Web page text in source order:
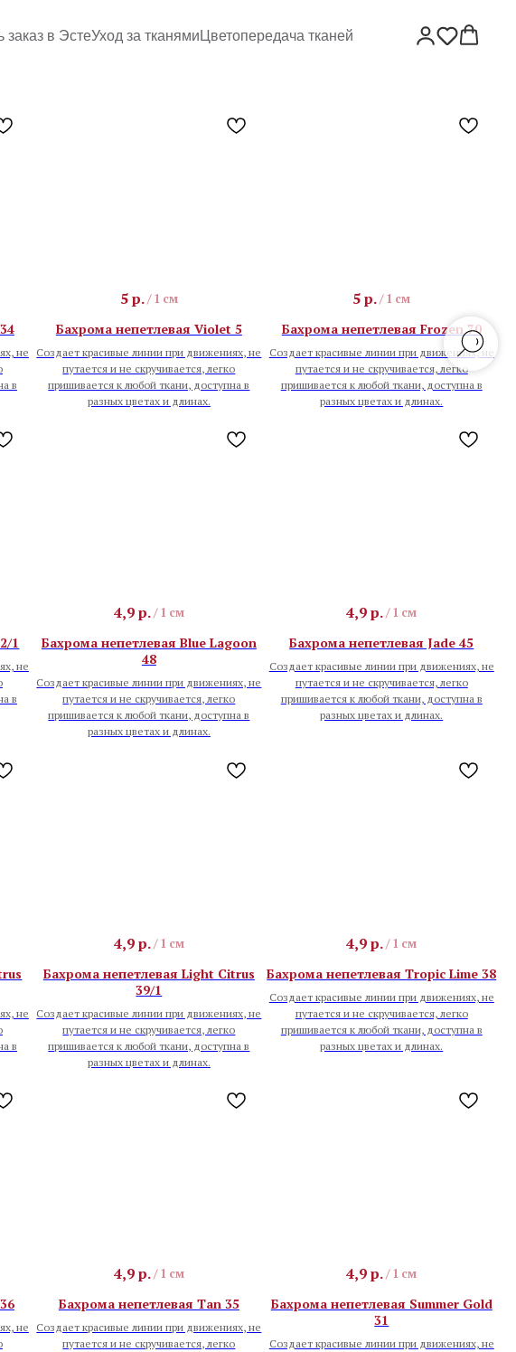
заказ в ЭстеУход за тканями Цветопередача тканей
не
в
5р./ 1 см
Бахрома непетлевая Violet 5
Создает красивые линии при движениях, не
путается и не скручивается, легко
пришивается к любой ткани, доступна в
разных цветах и длинах.
5р./ 1 см
Бахрома непетлевая Frozen 70
Создает красивые линии при движениях, не
путается и не скручивается, легко
пришивается к любой ткани, доступна в
разных цветах и длинах.
1
не
в
4,9р./ 1 см
Бахрома непетлевая Blue Lagoon
48
Создает красивые линии при движениях, не
путается и не скручивается, легко
пришивается к любой ткани, доступна в
разных цветах и длинах.
4,9р./ 1 см
Бахрома непетлевая Jade 45
Создает красивые линии при движениях, не
путается и не скручивается, легко
пришивается к любой ткани, доступна в
разных цветах и длинах.
не
в
4,9р./ 1 см
Бахрома непетлевая Light Citrus
39/1
Создает красивые линии при движениях, не
путается и не скручивается, легко
пришивается к любой ткани, доступна в
разных цветах и длинах.
4,9р./ 1 см
Бахрома непетлевая Tropic Lime 38
Создает красивые линии при движениях, не
путается и не скручивается, легко
пришивается к любой ткани, доступна в
разных цветах и длинах.
не
4,9р./ 1 см
Бахрома непетлевая Tan 35
Создает красивые линии при движениях, не
путается и не скручивается, легко
4,9р./ 1 см
Бахрома непетлевая Summer Gold
31
Создает красивые линии при движениях, не